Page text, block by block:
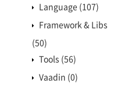
Language (107)
Framework & Libs
(50)
Tools (56)
Vaadin (0)